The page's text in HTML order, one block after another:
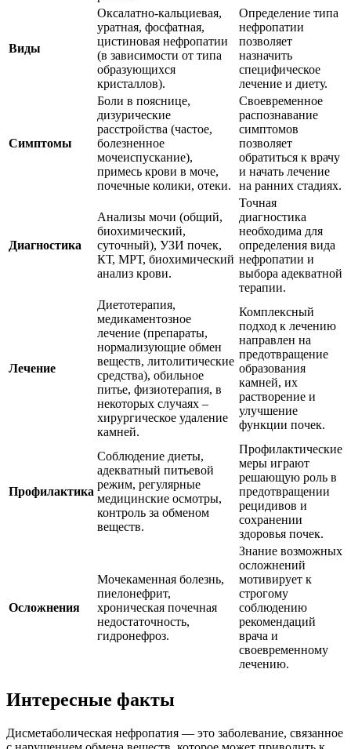
Виды
Оксалатно-кальциевая,
уратная, фосфатная,
цистиновая нефропатии
(в зависимости от типа
образующихся
кристаллов).
Определение типа
нефропатии
позволяет
назначить
специфическое
лечение и диету.
Симптомы
Боли в пояснице,
дизурические
расстройства (частое,
болезненное
мочеиспускание),
примесь крови в моче,
почечные колики, отеки.
Своевременное
распознавание
симптомов
позволяет
обратиться к врачу
и начать лечение
на ранних стадиях.
Диагностика
Анализы мочи (общий,
биохимический,
суточный), УЗИ почек,
КТ, МРТ, биохимический
анализ крови.
Точная
диагностика
необходима для
определения вида
нефропатии и
выбора адекватной
терапии.
Лечение
Диетотерапия,
медикаментозное
лечение (препараты,
нормализующие обмен
веществ, литолитические
средства), обильное
питье, физиотерапия, в
некоторых случаях –
хирургическое удаление
камней.
Комплексный
подход к лечению
направлен на
предотвращение
образования
камней, их
растворение и
улучшение
функции почек.
Профилактика
Соблюдение диеты,
адекватный питьевой
режим, регулярные
медицинские осмотры,
контроль за обменом
веществ.
Профилактические
меры играют
решающую роль в
предотвращении
рецидивов и
сохранении
здоровья почек.
Осложнения
Мочекаменная болезнь,
пиелонефрит,
хроническая почечная
недостаточность,
гидронефроз.
Знание возможных
осложнений
мотивирует к
строгому
соблюдению
рекомендаций
врача и
своевременному
лечению.
Интересные факты
Дисметаболическая нефропатия — это заболевание, связанное